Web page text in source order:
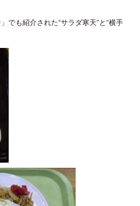
でも紹介された“サラダ寒天”と“横手